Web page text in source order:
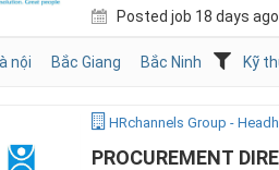
Posted job 18 days ago
nội Bắc Giang Bắc Ninh Kỹ
HRchannels Group -
PROCUREMENT